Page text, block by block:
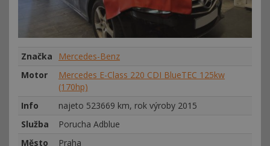
Značka
Mercedes-Benz
Motor
Mercedes E-Class 220 CDI BlueTEC 125kw
(170hp)
Info
najeto 523669 km, rok výroby 2015
Služba
Porucha Adblue
Město
Praha